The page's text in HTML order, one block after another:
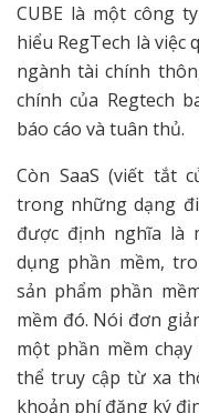
CUBE là một công
hiểu RegTech là
ngành tài chính
chính của Regtech
báo cáo và tuân thủ.
Còn SaaS (viết tắt
trong những dạng
được định nghĩa là
dụng phần mềm,
sản phẩm phần
mềm đó. Nói đơn
một phần mềm
thể truy cập từ xa
khoản phí đăng ký